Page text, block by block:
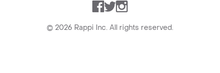
Facebook
TwitterInstagram
© 2026 Rappi Inc. All rights reserved.